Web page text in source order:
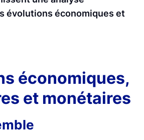
évolutions économiques et
économiques,
et monétaires